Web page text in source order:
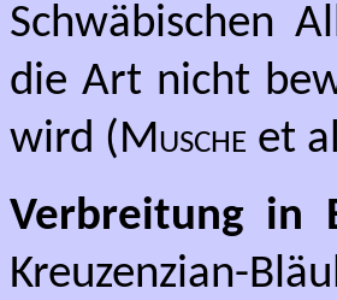
Schwäbischen
die Art nicht
wird (Musche et
Verbreitung in
Kreuzenzian-